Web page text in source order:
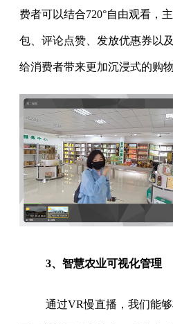
费者可以结合720°自由观看，
包、评论点赞、发放优惠券以
给消费者带来更加沉浸式的购物
3、智慧农业可视化管理
通过VR慢直播，我们能